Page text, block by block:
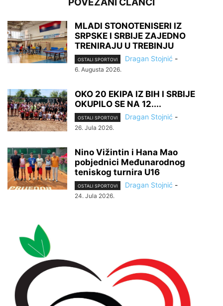
MLADI STONOTENISERI IZ
SRPSKE I SRBIJE ZAJEDNO
TRENIRAJU U TREBINJU
OSTALI SPORTOVI Dragan Stojnić -
6. Augusta 2026.
OKO 20 EKIPA IZ BIH I SRBIJE
OKUPILO SE NA 12....
OSTALI SPORTOVI Dragan Stojnić -
26. Jula 2026.
Nino Vižintin i Hana Mao
pobjednici Međunarodnog
teniskog turnira U16
OSTALI SPORTOVI Dragan Stojnić -
24. Jula 2026.